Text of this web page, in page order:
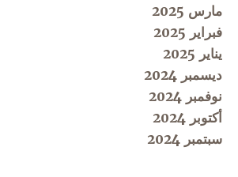
مارس 2025
فبراير 2025
يناير 2025
ديسمبر 2024
نوفمبر 2024
أكتوبر 2024
سبتمبر 2024